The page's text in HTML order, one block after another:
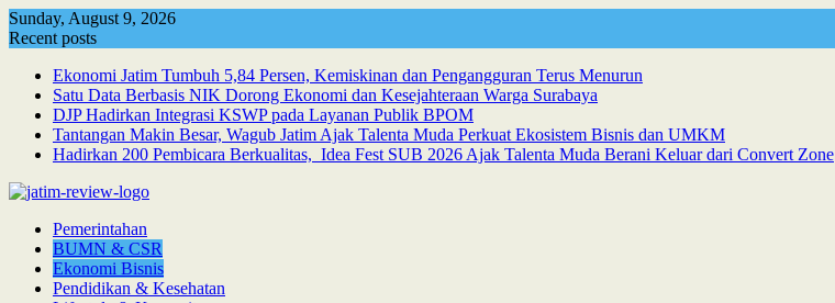
Skip
to
Sunday, August 9, 2026
Recent posts
Ekonomi Jatim Tumbuh 5,84 Persen, Kemiskinan dan Pengangguran Terus Menurun
Satu Data Berbasis NIK Dorong Ekonomi dan Kesejahteraan Warga Surabaya
DJP Hadirkan Integrasi KSWP pada Layanan Publik BPOM
Tantangan Makin Besar, Wagub Jatim Ajak Talenta Muda Perkuat Ekosistem Bisnis dan UMKM
Hadirkan 200 Pembicara Berkualitas, Idea Fest SUB 2026 Ajak Talenta Muda Berani Keluar dari Convert Zone
Pemerintahan
BUMN & CSR
Ekonomi Bisnis
Pendidikan & Kesehatan